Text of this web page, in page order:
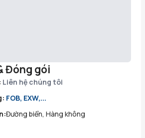
Đóng gói
Liên hệ chúng tôi
FOB, EXW,...
Đường biển, Hàng không